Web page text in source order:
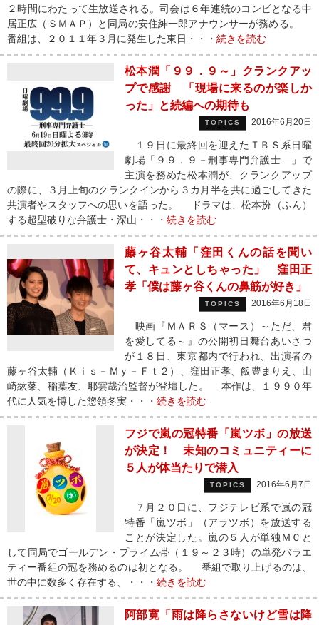
２時間にわたって生放送される。司会は６年連続のコンビとなる中
居正広（ＳＭＡＰ）と同局の安住紳一郎アナウンサーが務める。
番組は、２０１１年３月に発生した東日・・・ 続きを読む
松本潤「９９．９～」クランクアッ
プで感謝 「現場に来るのが楽しか
った」と続編への期待も
TOPICS 2016年6月20日
１９日に最終回を迎えたＴＢＳ系日曜
劇場「９９．９－刑事専門弁護士―」で
主演を務めた松本潤が、クランクアップ
の際に、３月上旬のクランクインから３カ月半を共に過ごしてきた
共演者やスタッフへの思いを語った。 ドラマは、松本扮（ふん）
する超型破りな弁護士・深山・・・ 続きを読む
藤ヶ谷太輔「窪田くんの話を聞い
て、キュンとしちゃった」 窪田正
孝「僕は藤ヶ谷くんの鼻筋が好き」
TOPICS 2016年6月18日
映画『ＭＡＲＳ（マース）～ただ、君
を愛してる～』の公開初日舞台あいさつ
が１８日、東京都内で行われ、出演者の
藤ヶ谷太輔（Ｋｉｓ－Ｍｙ－Ｆｔ２）、窪田正孝、飯豊まりえ、山
崎紘菜、稲葉友、耶雲哉治監督が登壇した。 本作は、１９９０年
代に人気を博した惣領冬実・・・ 続きを読む
フジで嵐の冠特番「嵐ツボ」の放送
が決定！ 未知のコミュニティーに
５人が体当たりで潜入
TOPICS 2016年6月7日
７月２０日に、フジテレビ系で嵐の冠
特番「嵐ツボ」（アラツボ）を放送する
ことが決定した。嵐の５人が単独ＭＣと
して同局でゴールデン・プライム帯（１９～２３時）の単発バラエ
ティー番組の冠を務めるのは初となる。 番組で取り上げるのは、
世の中に数多く存在する、・・・ 続きを読む
阿部寛「雨は降らさないけど雪は降